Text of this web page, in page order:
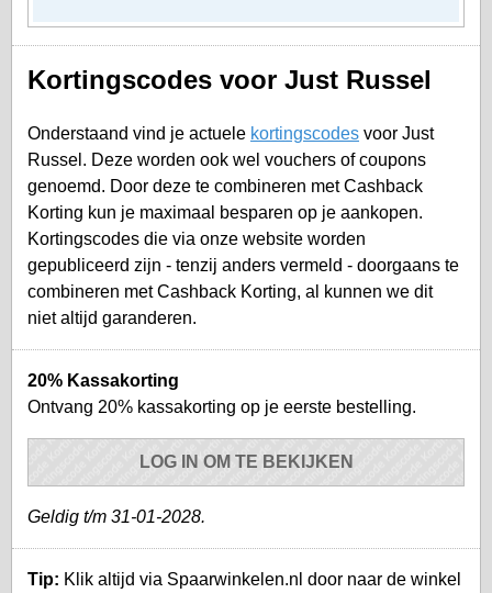
Kortingscodes voor Just Russel
Onderstaand vind je actuele kortingscodes voor Just
Russel. Deze worden ook wel vouchers of coupons
genoemd. Door deze te combineren met Cashback
Korting kun je maximaal besparen op je aankopen.
Kortingscodes die via onze website worden
gepubliceerd zijn - tenzij anders vermeld - doorgaans te
combineren met Cashback Korting, al kunnen we dit
niet altijd garanderen.
20% Kassakorting
Ontvang 20% kassakorting op je eerste bestelling.
LOG IN OM TE BEKIJKEN
Geldig t/m 31-01-2028.
Tip: Klik altijd via Spaarwinkelen.nl door naar de winkel